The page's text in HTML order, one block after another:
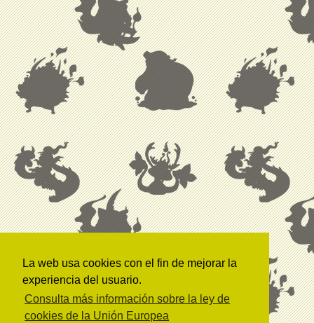
La web usa cookies con el fin de mejorar la
experiencia del usuario.
Consulta más información sobre la ley de
cookies de la Unión Europea